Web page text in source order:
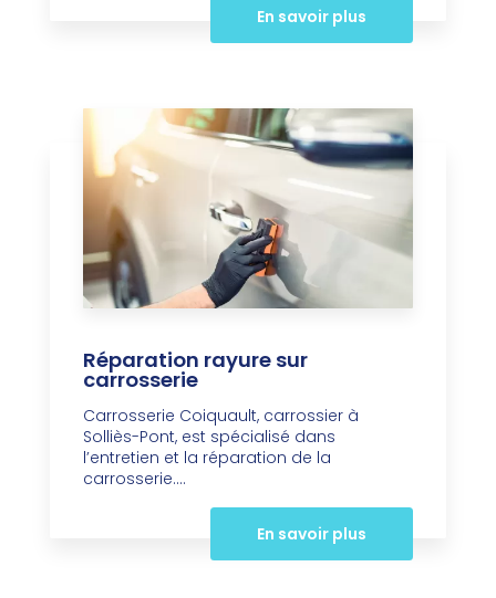
En savoir plus
Réparation rayure sur
carrosserie
Carrosserie Coiquault, carrossier à
Solliès-Pont, est spécialisé dans
l’entretien et la réparation de la
carrosserie....
En savoir plus